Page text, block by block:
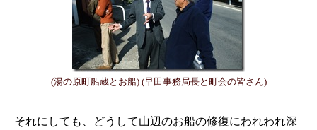
(湯の原町船蔵とお船) (早田事務局長と町会の皆さん)
それにしても、どうして山辺のお船の修復にわれわれ深